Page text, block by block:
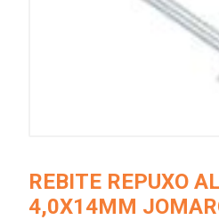
REBITE REPUXO
4,0X14MM